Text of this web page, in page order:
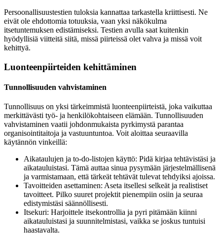
Persoonallisuustestien tuloksia kannattaa tarkastella kriittisesti. Ne
eivät ole ehdottomia totuuksia, vaan yksi näkökulma
itsetuntemuksen edistämiseksi. Testien avulla saat kuitenkin
hyödyllisiä viitteitä siitä, missä piirteissä olet vahva ja missä voit
kehittyä.
Luonteenpiirteiden kehittäminen
Tunnollisuuden vahvistaminen
Tunnollisuus on yksi tärkeimmistä luonteenpiirteistä, joka vaikuttaa
merkittävästi työ- ja henkilökohtaiseen elämään. Tunnollisuuden
vahvistaminen vaatii johdonmukaista pyrkimystä parantaa
organisointitaitoja ja vastuuntuntoa. Voit aloittaa seuraavilla
käytännön vinkeillä:
Aikataulujen ja to-do-listojen käyttö: Pidä kirjaa tehtävistäsi ja
aikatauluistasi. Tämä auttaa sinua pysymään järjestelmällisenä
ja varmistamaan, että tärkeät tehtävät tulevat tehdyiksi ajoissa.
Tavoitteiden asettaminen: Aseta itsellesi selkeät ja realistiset
tavoitteet. Pilko suuret projektit pienempiin osiin ja seuraa
edistymistäsi säännöllisesti.
Itsekuri: Harjoittele itsekontrollia ja pyri pitämään kiinni
aikatauluistasi ja suunnitelmistasi, vaikka se joskus tuntuisi
haastavalta.